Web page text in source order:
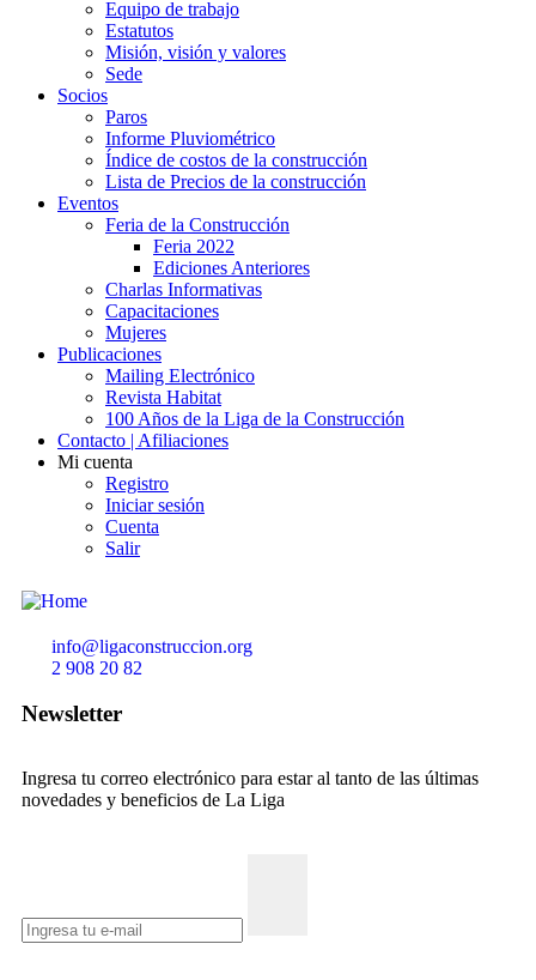
Equipo de trabajo
Estatutos
Misión, visión y valores
Sede
Socios
Paros
Informe Pluviométrico
Índice de costos de la construcción
Lista de Precios de la construcción
Eventos
Feria de la Construcción
Feria 2022
Ediciones Anteriores
Charlas Informativas
Capacitaciones
Mujeres
Publicaciones
Mailing Electrónico
Revista Habitat
100 Años de la Liga de la Construcción
Contacto | Afiliaciones
Mi cuenta
Registro
Iniciar sesión
Cuenta
Salir
info@ligaconstruccion.org
2 908 20 82
Newsletter
Ingresa tu correo electrónico para estar al tanto de las últimas
novedades y beneficios de La Liga